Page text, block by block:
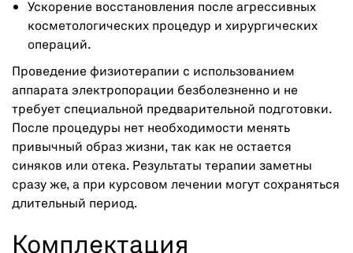
Ускорение восстановления после агрессивных
косметологических процедур и хирургических
операций.
Проведение физиотерапии с использованием
аппарата электропорации безболезненно и не
требует специальной предварительной подготовки.
После процедуры нет необходимости менять
привычный образ жизни, так как не остается
синяков или отека. Результаты терапии заметны
сразу же, а при курсовом лечении могут сохраняться
длительный период.
Комплектация